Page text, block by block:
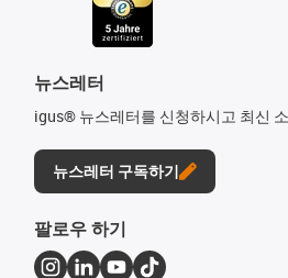
뉴스레터
igus® 뉴스레터를 신청하시고 최신
뉴스레터 구독하기
팔로우 하기